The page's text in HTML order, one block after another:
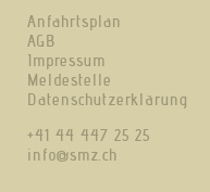
Anfahrtsplan
AGB
Impressum
Meldestelle
Datenschutzerklärung
+41 44 447 25 25
info@smz.ch